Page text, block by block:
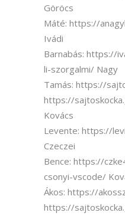
Göröcs
Máté: https://
Ivádi
Barnabás: https://
li-szorgalmi/ Nagy
Tamás: https://
https://
Kovács
Levente: https://
Czeczei
Bence: https://
csonyi-vscode/
Ákos: https://
https://